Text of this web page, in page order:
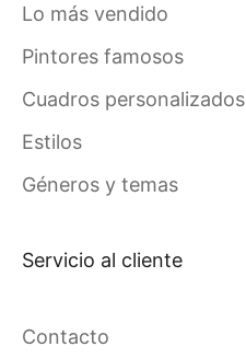
Lo más vendido
Pintores famosos
Cuadros personalizados
Estilos
Géneros y temas
Servicio al cliente
Contacto